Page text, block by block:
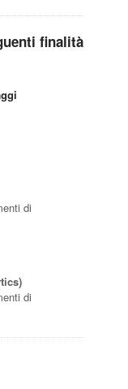
finalità
di
di